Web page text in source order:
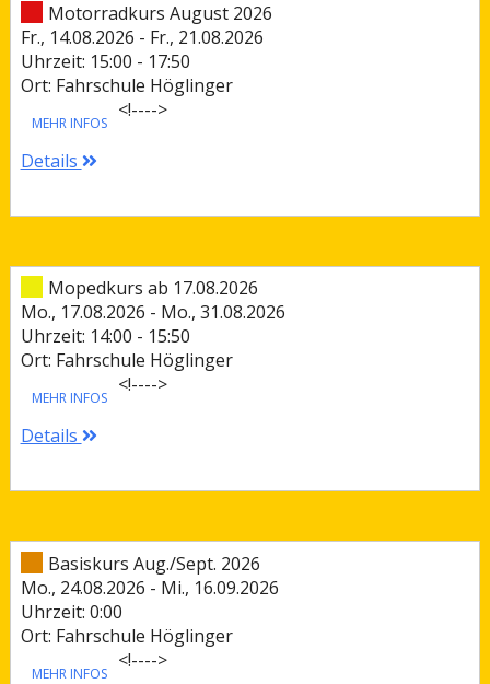
Motorradkurs August 2026
Fr., 14.08.2026 - Fr., 21.08.2026
Uhrzeit: 15:00 - 17:50
Ort: Fahrschule Höglinger
<!--
MEHR INFOS
-->
Details
Mopedkurs ab 17.08.2026
Mo., 17.08.2026 - Mo., 31.08.2026
Uhrzeit: 14:00 - 15:50
Ort: Fahrschule Höglinger
<!--
MEHR INFOS
-->
Details
Basiskurs Aug./Sept. 2026
Mo., 24.08.2026 - Mi., 16.09.2026
Uhrzeit: 0:00
Ort: Fahrschule Höglinger
<!--
MEHR INFOS
-->